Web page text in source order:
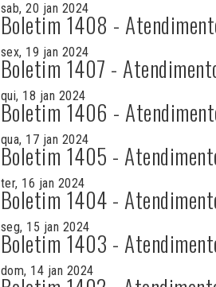
sab, 20 jan 2024
Boletim 1408 -
sex, 19 jan 2024
Boletim 1407 -
qui, 18 jan 2024
Boletim 1406 -
qua, 17 jan 2024
Boletim 1405 -
ter, 16 jan 2024
Boletim 1404 -
seg, 15 jan 2024
Boletim 1403 -
dom, 14 jan 2024